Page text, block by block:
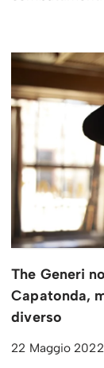
The Generi
Capatonda,
diverso
22 Maggio 2022